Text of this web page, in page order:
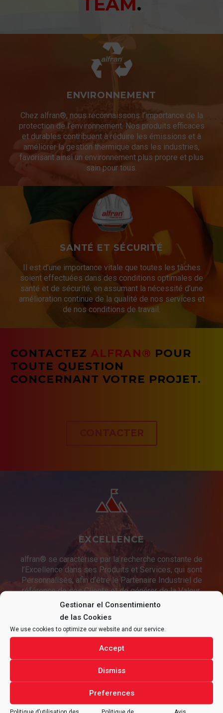
Gestionar el Consentimiento
de las Cookies
We use cookies to optimize our website and our service.
Accept
Dismiss
Preferences
Politique d’utilisation des
Politique de
Avis
ENVIRONNEMENT
Chez alfran®, nous reconnaissons l’importance de la
protection de l’environnement. Nos produits efficaces
et durables contribuent à réduire les émissions et à
améliorer la gestion thermique dans les industries,
favorisant ainsi un environnement plus propre et plus
sain pour tous.
SANTÉ ET SÉCURITÉ
Il est d’une importance vitale que toutes les tâches
soient effectuées dans des conditions optimales de
santé et de sécurité, en assumant la nécessité d’une
amélioration continue de la qualité de nos services et
de nos conditions de travail.
CONTACTEZALFRAN® POUR
TOUTE QUESTION
CONCERNANT VOTRE PROJET.
CONTACTER
EXCELLENCE
alfran® se caractérise par la recherche constante de
l’Excellence dans ses Produits et Services, qui sont
Personnalisés, afin d’être le Partenaire Industriel de
référence de ses Clients et de générer de la Valeur.
R+D+I
Nous nous engageons à poursuivre le